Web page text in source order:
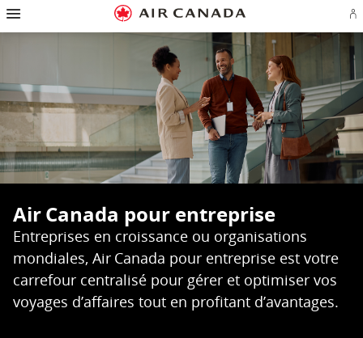
Passez
à
d'accueil
Passer
à
principale
Passer
au
Passez
au
recherche
Passer
aux
bas
de
page
Passer
au
site
Passer
à
joindre
ou
un
Air Canada pour entreprise
Entreprises en croissance ou organisations
mondiales, Air Canada pour entreprise est votre
carrefour centralisé pour gérer et optimiser vos
voyages d’affaires tout en profitant d’avantages.